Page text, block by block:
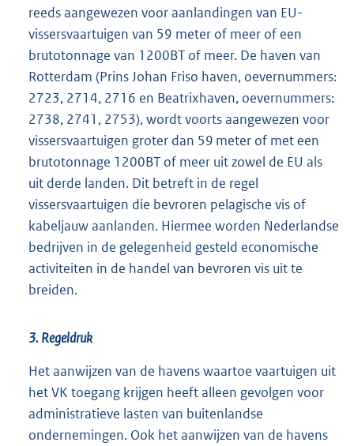
reeds aangewezen voor aanlandingen van EU-
vissersvaartuigen van 59 meter of meer of een
brutotonnage van 1200BT of meer. De haven van
Rotterdam (Prins Johan Friso haven, oevernummers:
2723, 2714, 2716 en Beatrixhaven, oevernummers:
2738, 2741, 2753), wordt voorts aangewezen voor
vissersvaartuigen groter dan 59 meter of met een
brutotonnage 1200BT of meer uit zowel de EU als
uit derde landen. Dit betreft in de regel
vissersvaartuigen die bevroren pelagische vis of
kabeljauw aanlanden. Hiermee worden Nederlandse
bedrijven in de gelegenheid gesteld economische
activiteiten in de handel van bevroren vis uit te
breiden.
3. Regeldruk
Het aanwijzen van de havens waartoe vaartuigen uit
het VK toegang krijgen heeft alleen gevolgen voor
administratieve lasten van buitenlandse
ondernemingen. Ook het aanwijzen van de havens